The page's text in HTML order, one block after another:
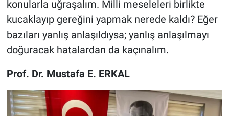
konularla uğraşalım. Milli meseleleri birlikte
kucaklayıp gereğini yapmak nerede kaldı? Eğer
bazıları yanlış anlaşıldıysa; yanlış anlaşılmayı
doğuracak hatalardan da kaçınalım.
Prof. Dr. Mustafa E. ERKAL